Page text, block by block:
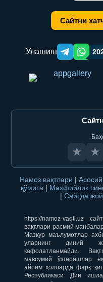
Сайтни
Улашиш Telegram
★ ★
Намоз вақтлари |
қўмита | Махфийлик
| Сайтда
https://namoz-vaqti.uz
вақтлари расмий
Мазкур маълумотлар
уларнинг диний
кафолатланмайди.
мавсумий ўзгаришлар
айрим ҳолларда фарқ
Республикаси Дин